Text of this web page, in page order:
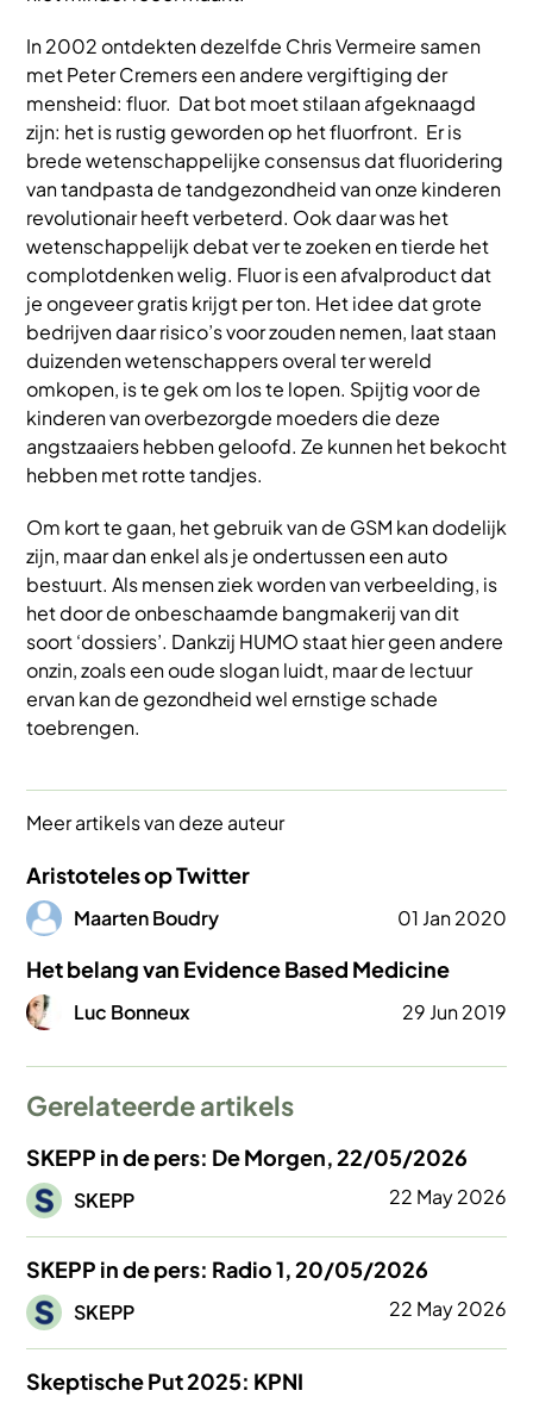
In 2002 ontdekten dezelfde Chris Vermeire samen
met Peter Cremers een andere vergiftiging der
mensheid: fluor. Dat bot moet stilaan afgeknaagd
zijn: het is rustig geworden op het fluorfront. Er is
brede wetenschappelijke consensus dat fluoridering
van tandpasta de tandgezondheid van onze kinderen
revolutionair heeft verbeterd. Ook daar was het
wetenschappelijk debat ver te zoeken en tierde het
complotdenken welig. Fluor is een afvalproduct dat
je ongeveer gratis krijgt per ton. Het idee dat grote
bedrijven daar risico’s voor zouden nemen, laat staan
duizenden wetenschappers overal ter wereld
omkopen, is te gek om los te lopen. Spijtig voor de
kinderen van overbezorgde moeders die deze
angstzaaiers hebben geloofd. Ze kunnen het bekocht
hebben met rotte tandjes.
Om kort te gaan, het gebruik van de GSM kan dodelijk
zijn, maar dan enkel als je ondertussen een auto
bestuurt. Als mensen ziek worden van verbeelding, is
het door de onbeschaamde bangmakerij van dit
soort ‘dossiers’. Dankzij HUMO staat hier geen andere
onzin, zoals een oude slogan luidt, maar de lectuur
ervan kan de gezondheid wel ernstige schade
toebrengen.
Meer artikels van deze auteur
Aristoteles op Twitter
Afbeelding
Maarten Boudry 01 Jan 2020
Het belang van Evidence Based Medicine
Afbeelding
Luc Bonneux 29 Jun 2019
Gerelateerde artikels
SKEPP in de pers: De Morgen, 22/05/2026
Afbeelding
SKEPP 22 May 2026
SKEPP in de pers: Radio 1, 20/05/2026
Afbeelding
SKEPP 22 May 2026
Skeptische Put 2025: KPNI